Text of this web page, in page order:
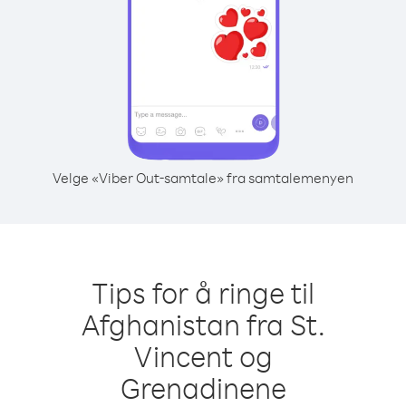
Velge «Viber Out-samtale» fra samtalemenyen
Tips for å ringe til
Afghanistan fra St.
Vincent og
Grenadinene